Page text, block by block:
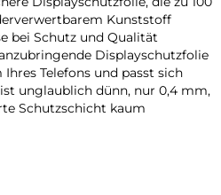
Kunststoff
bei Schutz und Qualität
Displayschutzfolie
Telefons und passt sich
unglaublich dünn, nur 0,4 mm,
Schutzschicht kaum